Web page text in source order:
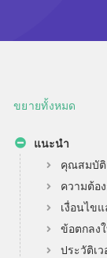
ขยายทั้งหมด
แนะนำ
คุณสมบัติ
ความต้อ
เงื่อนไข
ข้อตกลง
ประวัติเ